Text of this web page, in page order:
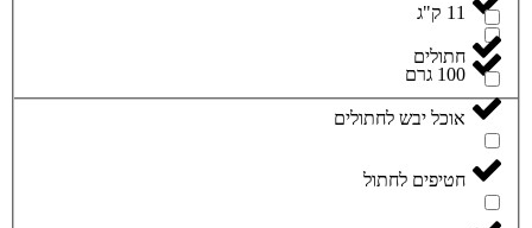
11 ק"ג
100 גרם
חתולים
אוכל יבש לחתולים
חטיפים לחתול